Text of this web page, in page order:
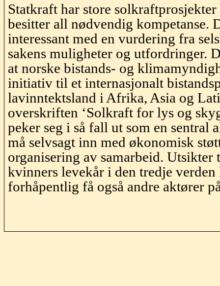
Statkraft har store
besitter all nødvendig kompetanse.
interessant med en vurdering fra
sakens muligheter og utfordringer.
at norske bistands- og
initiativ til et internasjonalt
lavinntektsland i Afrika, Asia og
overskriften ‘Solkraft for lys og
peker seg i så fall ut som en sentral
må selvsagt inn med økonomisk
organisering av samarbeid.
kvinners levekår i den tredje verden
forhåpentlig få også andre aktører